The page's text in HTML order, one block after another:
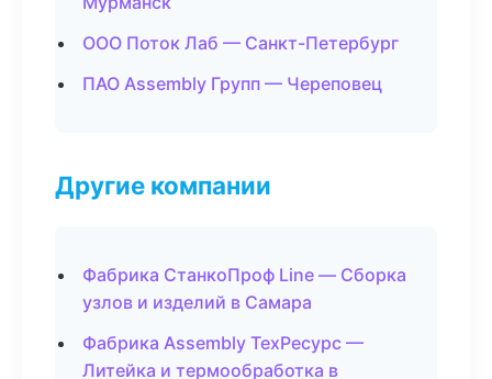
ООО Поток Лаб — Санкт-Петербург
ПАО Assembly Групп — Череповец
Другие компании
Фабрика СтанкоПроф Line — Сборка
узлов и изделий в Самара
Фабрика Assembly ТехРесурс —
Литейка и термообработка в